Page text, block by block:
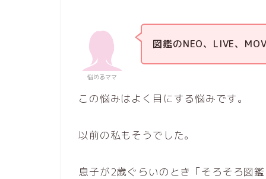
悩めるママ
図鑑のNEO、LIVE、
この悩みはよく目にする悩みです。
以前の私もそうでした。
息子が2歳ぐらいのとき「そろそろ図